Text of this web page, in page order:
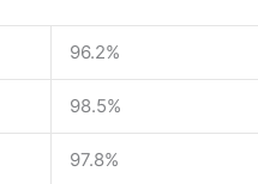
96.2%
98.5%
97.8%